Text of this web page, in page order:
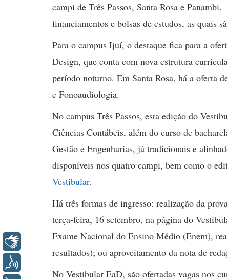
campi de Três Passos, Santa Rosa e
financiamentos e bolsas de estudos, as quais
Para o campus Ijuí, o destaque fica para a
Design, que conta com nova estrutura
período noturno. Em Santa Rosa, há a oferta
e Fonoaudiologia.
No campus Três Passos, esta edição do
Ciências Contábeis, além do curso de
Gestão e Engenharias, já tradicionais e
disponíveis nos quatro campi, bem como o
Vestibular.
Há três formas de ingresso: realização da
terça-feira, 16 setembro, na página do
Exame Nacional do Ensino Médio (Enem),
resultados); ou aproveitamento da nota de
No Vestibular EaD, são ofertadas vagas nos
Libras